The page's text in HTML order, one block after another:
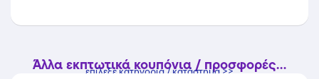
Άλλα εκπτωτικά κουπόνια / προσφορές...
επίλεξε κατηγορία / κατάστημα >>